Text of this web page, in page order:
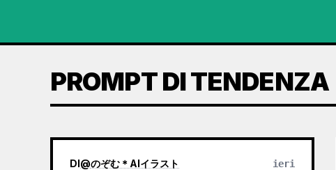
PROMPT DI TENDENZA
DI@のぞむ＊AIイラスト ieri